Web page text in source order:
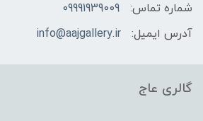
شماره تماس:
09991939009
آدرس ایمیل:
info@aajgallery.ir
گالری عاج